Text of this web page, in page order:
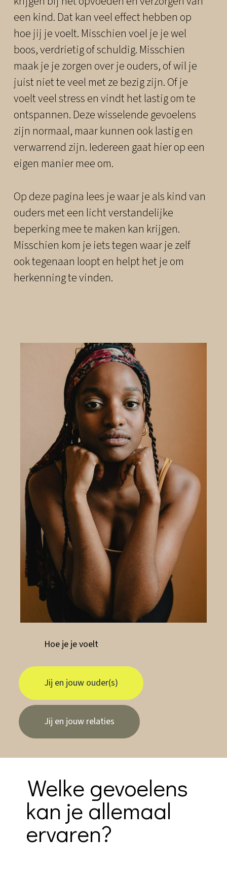
een kind. Dat kan veel effect hebben op
hoe jij je voelt. Misschien voel je je wel
boos, verdrietig of schuldig. Misschien
maak je je zorgen over je ouders, of wil je
juist niet te veel met ze bezig zijn. Of je
voelt veel stress en vindt het lastig om te
ontspannen. Deze wisselende gevoelens
zijn normaal, maar kunnen ook lastig en
verwarrend zijn. Iedereen gaat hier op een
eigen manier mee om.
Op deze pagina lees je waar je als kind van
ouders met een licht verstandelijke
beperking mee te maken kan krijgen.
Misschien kom je iets tegen waar je zelf
ook tegenaan loopt en helpt het je om
herkenning te vinden.
Hoe je je voelt
Jij en jouw ouder(s)
Jij en jouw relaties
Welke gevoelens
kan je allemaal
ervaren?